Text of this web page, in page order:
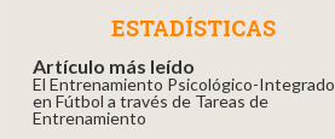
ESTADÍSTICAS
Artículo más leído
El Entrenamiento Psicológico-Integrado
en Fútbol a través de Tareas de
Entrenamiento